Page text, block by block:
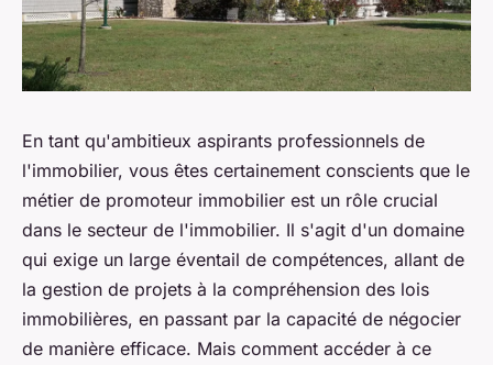
En tant qu'ambitieux aspirants professionnels de
l'immobilier, vous êtes certainement conscients que le
métier de promoteur immobilier est un rôle crucial
dans le secteur de l'immobilier. Il s'agit d'un domaine
qui exige un large éventail de compétences, allant de
la gestion de projets à la compréhension des lois
immobilières, en passant par la capacité de négocier
de manière efficace. Mais comment accéder à ce